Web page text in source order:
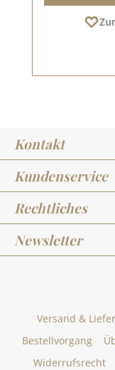
Kontakt
Kundenservice
Rechtliches
Newsletter
Versand &
Bestellvorgang
Widerrufsrecht